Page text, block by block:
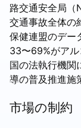
路交通安全局（
交通事故全体の
保健連盟のデー
33〜69%がア
国の法執行機関
導の普及推進施
市場の制約